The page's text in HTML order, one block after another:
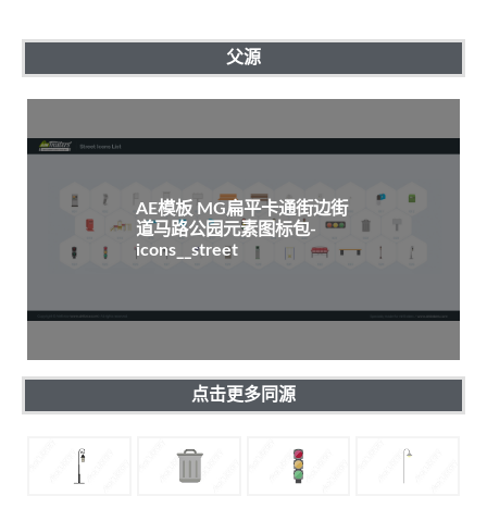
父源
AE模板 MG扁平卡通街边街
道马路公园元素图标包-
icons__street
点击更多同源